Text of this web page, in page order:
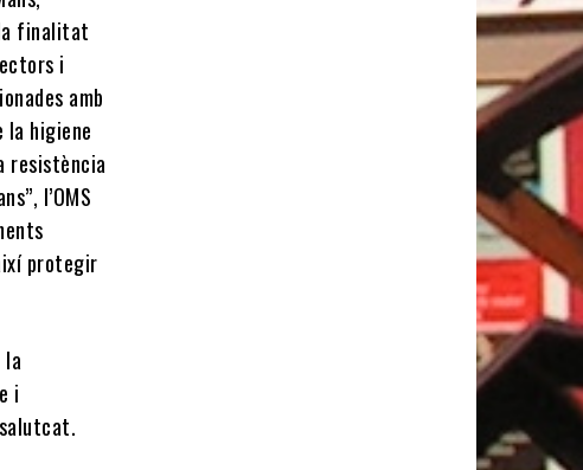
la finalitat
i
amb
la higiene
resistència
l’OMS
protegir
i